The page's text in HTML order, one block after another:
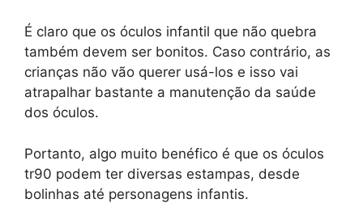
É claro que os óculos infantil que não quebra
também devem ser bonitos. Caso contrário, as
crianças não vão querer usá-los e isso vai
atrapalhar bastante a manutenção da saúde
dos óculos.
Portanto, algo muito benéfico é que os óculos
tr90 podem ter diversas estampas, desde
bolinhas até personagens infantis.